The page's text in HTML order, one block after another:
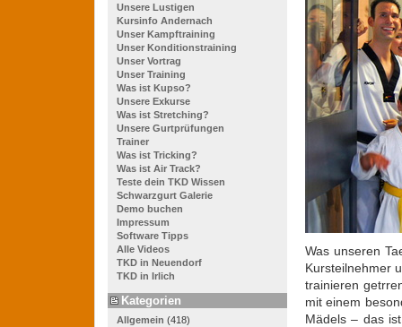
Unsere Lustigen
Kursinfo Andernach
Unser Kampftraining
Unser Konditionstraining
Unser Vortrag
Unser Training
Was ist Kupso?
Unsere Exkurse
Was ist Stretching?
Unsere Gurtprüfungen
Trainer
Was ist Tricking?
Was ist Air Track?
Teste dein TKD Wissen
Schwarzgurt Galerie
Demo buchen
Impressum
Software Tipps
Alle Videos
TKD in Neuendorf
TKD in Irlich
Kategorien
Allgemein (418)
Was unseren
Kursteilnehmer
trainieren
mit einem
Mädels – das